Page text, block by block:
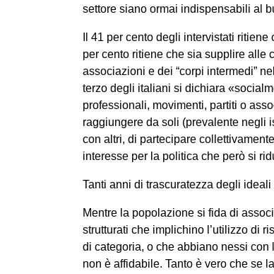
settore siano ormai indispensabili al
Il 41 per cento degli intervistati
per cento ritiene che sia supplire alle
associazioni e dei “corpi intermedi”
terzo degli italiani si dichiara
professionali, movimenti, partiti o
raggiungere da soli (prevalente negli
con altri, di partecipare
interesse per la politica che però si
Tanti anni di trascuratezza degli
Mentre la popolazione si fida di
strutturati che implichino l’utilizzo di
di categoria, o che abbiano nessi
non è affidabile. Tanto è vero che se